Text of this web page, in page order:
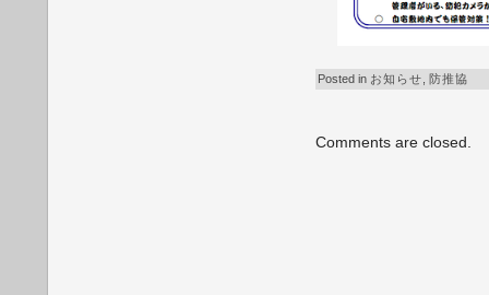
Posted in お知らせ 防推協
Comments are closed.